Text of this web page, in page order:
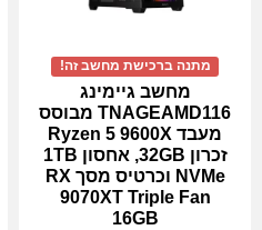
מתנה ברכישת מחשב זה!
מחשב גיימינג
TNAGEAMD116 מבוסס
מעבד Ryzen 5 9600X
זכרון 32GB, אחסון 1TB
NVMe וכרטיס מסך RX
9070XT Triple Fan
16GB